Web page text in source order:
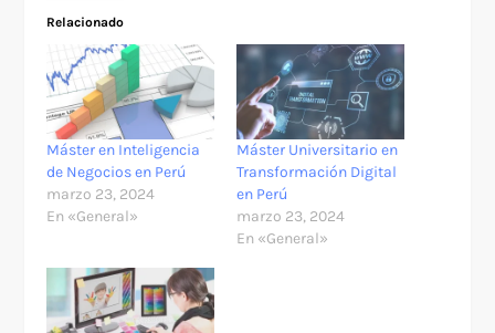
Relacionado
Máster en Inteligencia
de Negocios en Perú
marzo 23, 2024
En «General»
Máster Universitario en
Transformación Digital
en Perú
marzo 23, 2024
En «General»